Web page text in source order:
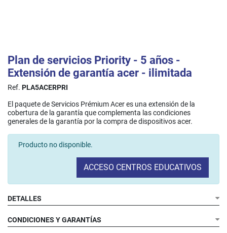
Plan de servicios Priority - 5 años -
Extensión de garantía acer - ilimitada
Ref. PLA5ACERPRI
El paquete de Servicios Prémium Acer es una extensión de la
cobertura de la garantía que complementa las condiciones
generales de la garantía por la compra de dispositivos acer.
Producto no disponible.
ACCESO CENTROS EDUCATIVOS
DETALLES
CONDICIONES Y GARANTÍAS